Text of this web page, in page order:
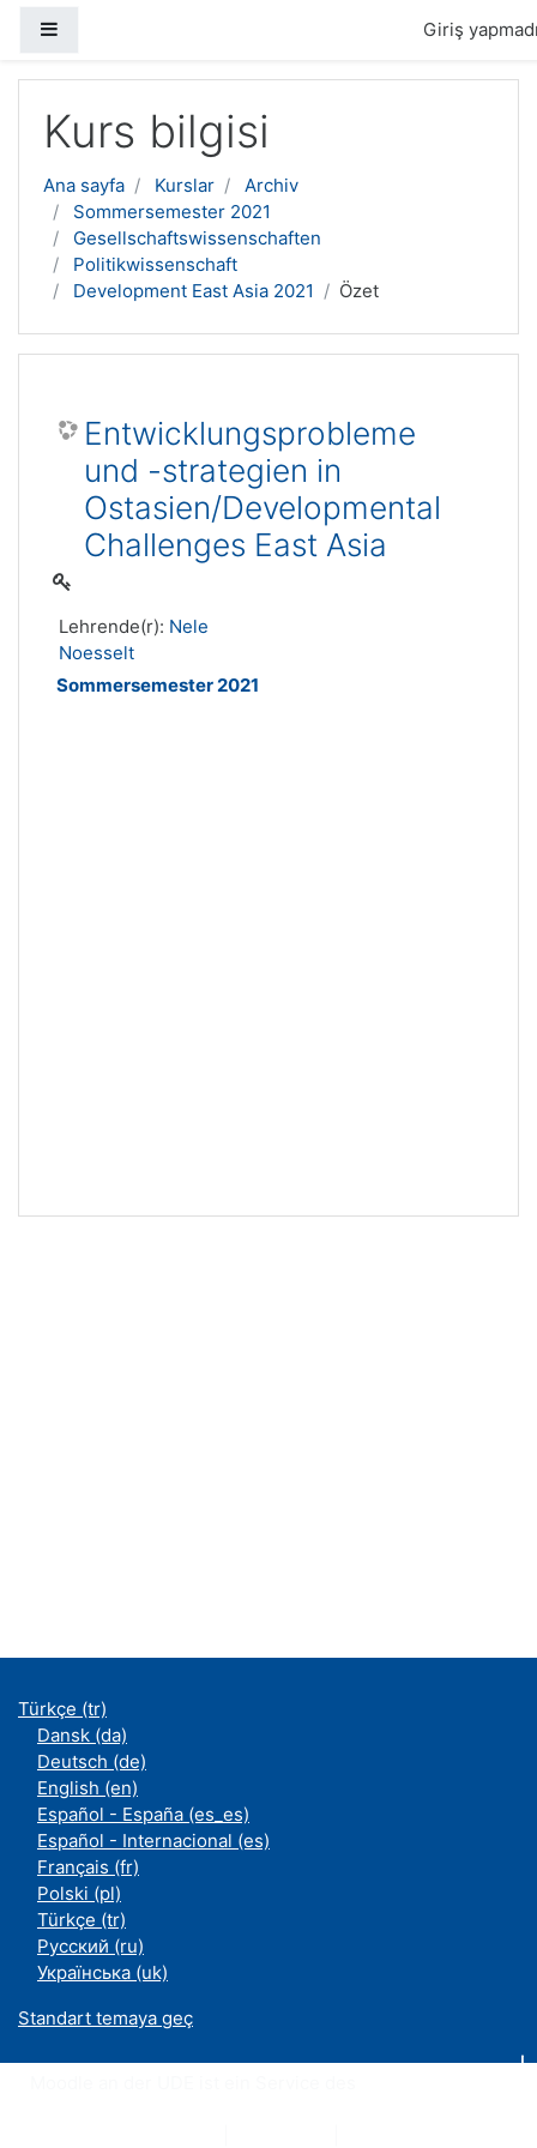
Giriş
Kurs bilgisi
Ana sayfa Kurslar
Archiv
Sommersemester 2021
Gesellschaftswissenschaften
Politikwissenschaft
Development East Asia 2021
Özet
Entwicklungsprobleme
und -strategien in
Ostasien/Developmental
Challenges East Asia
Lehrende(r): Nele
Noesselt
Sommersemester 2021
Türkçe ‎(tr)‎
Dansk ‎(da)‎
Deutsch ‎(de)‎
English ‎(en)‎
Español - España ‎(es_es)‎
Español - Internacional ‎(es)‎
Français ‎(fr)‎
Polski ‎(pl)‎
Türkçe ‎(tr)‎
Русский ‎(ru)‎
Українська ‎(uk)‎
Standart temaya geç